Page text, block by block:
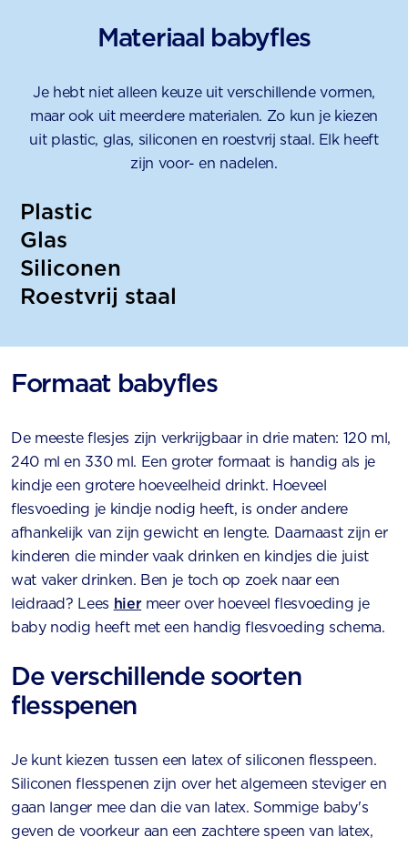
Materiaal babyfles
Je hebt niet alleen keuze uit verschillende vormen,
maar ook uit meerdere materialen. Zo kun je kiezen
uit plastic, glas, siliconen en roestvrij staal. Elk heeft
zijn voor- en nadelen.
Plastic
Glas
Siliconen
Roestvrij staal
Formaat babyfles
De meeste flesjes zijn verkrijgbaar in drie maten: 120 ml,
240 ml en 330 ml. Een groter formaat is handig als je
kindje een grotere hoeveelheid drinkt. Hoeveel
flesvoeding je kindje nodig heeft, is onder andere
afhankelijk van zijn gewicht en lengte. Daarnaast zijn er
kinderen die minder vaak drinken en kindjes die juist
wat vaker drinken. Ben je toch op zoek naar een
leidraad? Lees hiermeer over hoeveel flesvoeding je
baby nodig heeft met een handig flesvoeding schema.
De verschillende soorten
flesspenen
Je kunt kiezen tussen een latex of siliconen flesspeen.
Siliconen flesspenen zijn over het algemeen steviger en
gaan langer mee dan die van latex. Sommige baby's
geven de voorkeur aan een zachtere speen van latex,